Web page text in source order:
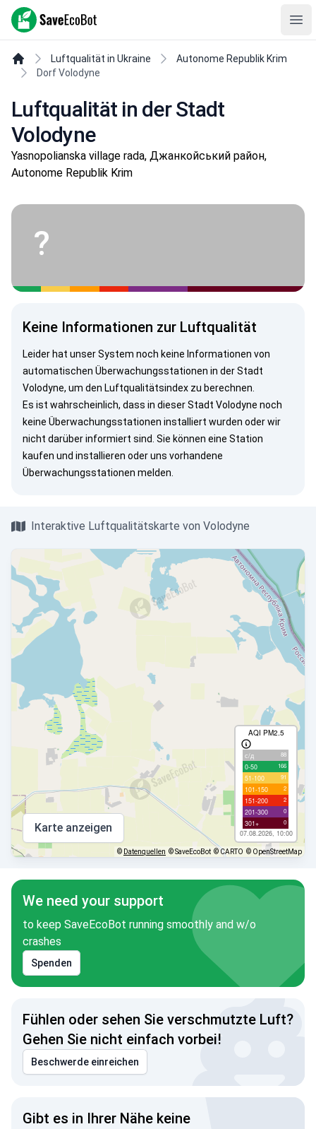
SaveEcoBot
Luftqualität in Ukraine
Autonome Republik Krim
Dorf Volodyne
Luftqualität in der Stadt
Volodyne
Yasnopolianska village rada, Джанкойський район,
Autonome Republik Krim
?
Keine Informationen zur Luftqualität
Leider hat unser System noch keine Informationen von
automatischen Überwachungsstationen in der Stadt
Volodyne, um den Luftqualitätsindex zu berechnen.
Es ist wahrscheinlich, dass in dieser Stadt Volodyne noch
keine Überwachungsstationen installiert wurden oder wir
nicht darüber informiert sind. Sie können eine Station
kaufen und installieren oder uns vorhandene
Überwachungsstationen melden.
Interaktive Luftqualitätskarte von Volodyne
AQI PM2.5
с/д 88
0-50 166
51-100 91
101-150 2
151-200 2
201-300 0
301+ 0
07.08.2026, 10:00
Karte anzeigen
© Datenquellen © SaveEcoBot © CARTO © OpenStreetMap
We need your support
to keep SaveEcoBot running smoothly and w/o
crashes
Spenden
Fühlen oder sehen Sie verschmutzte Luft?
Gehen Sie nicht einfach vorbei!
Beschwerde einreichen
Gibt es in Ihrer Nähe keine